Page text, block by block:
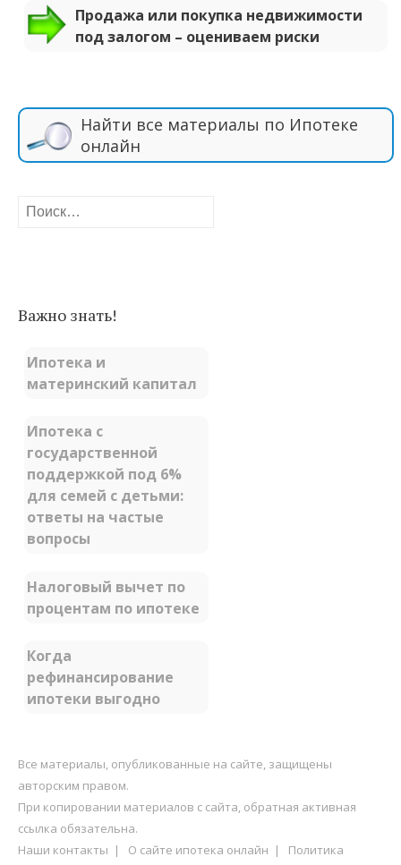
Продажа или покупка недвижимости
под залогом – оцениваем риски
Найти все материалы по Ипотеке
онлайн
Найти:
Важно знать!
Ипотека и
материнский капитал
Ипотека с
государственной
поддержкой под 6%
для семей с детьми:
ответы на частые
вопросы
Налоговый вычет по
процентам по ипотеке
Когда
рефинансирование
ипотеки выгодно
Все материалы, опубликованные на сайте, защищены
авторским правом.
При копировании материалов с сайта, обратная активная
ссылка обязательна.
Наши контакты | О сайте ипотека онлайн | Политика